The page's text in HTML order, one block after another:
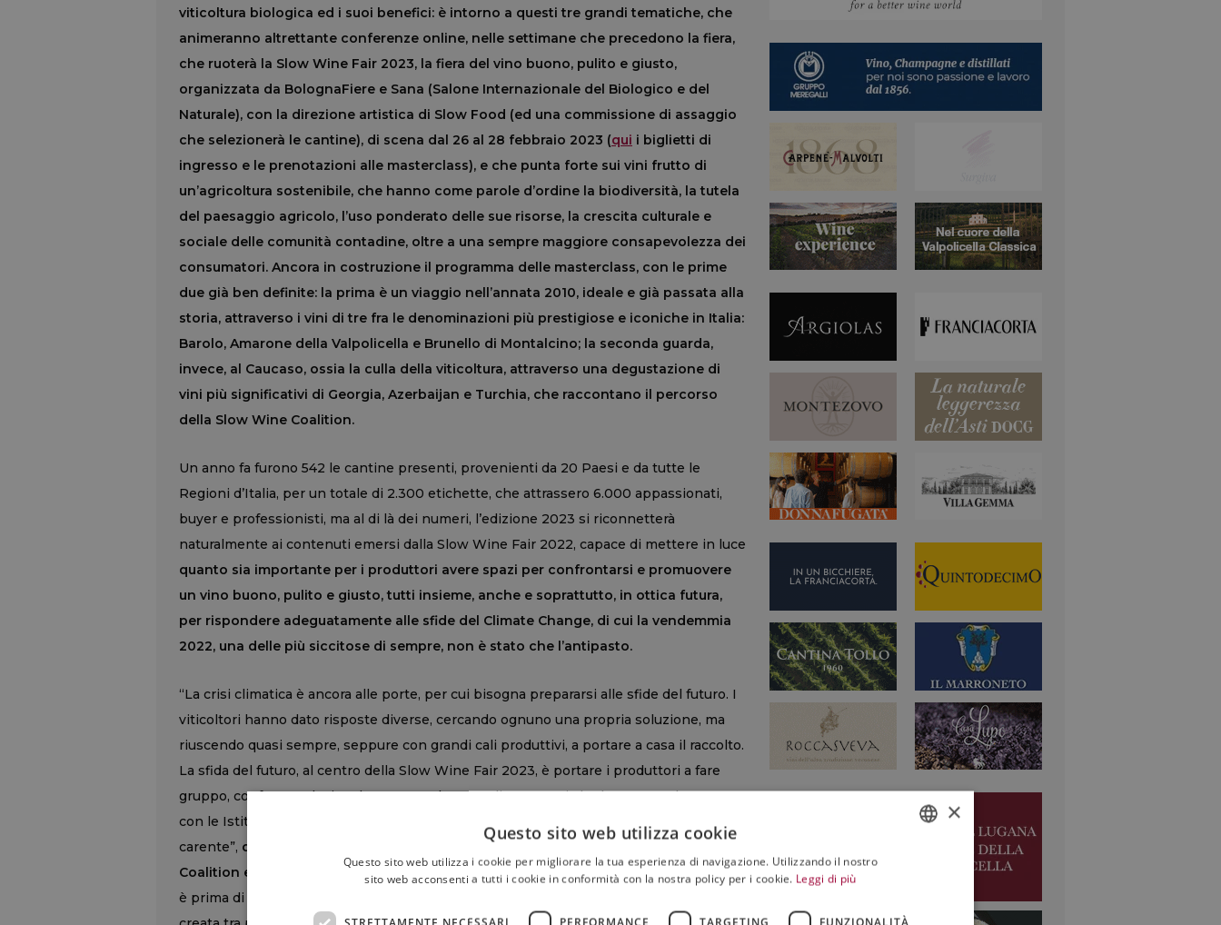
viticoltura biologica ed i suoi benefici: è intorno a questi tre grandi tematiche, che
animeranno altrettante conferenze online, nelle settimane che precedono la fiera,
che ruoterà la Slow Wine Fair 2023, la fiera del vino buono, pulito e giusto,
organizzata da BolognaFiere e Sana (Salone Internazionale del Biologico e del
Naturale), con la direzione artistica di Slow Food (ed una commissione di assaggio
che selezionerà le cantine), di scena dal 26 al 28 febbraio 2023 (qui i biglietti di
ingresso e le prenotazioni alle masterclass), e che punta forte sui vini frutto di
un’agricoltura sostenibile, che hanno come parole d’ordine la biodiversità, la tutela
del paesaggio agricolo, l’uso ponderato delle sue risorse, la crescita culturale e
sociale delle comunità contadine, oltre a una sempre maggiore consapevolezza dei
consumatori. Ancora in costruzione il programma delle masterclass, con le prime
due già ben definite: la prima è un viaggio nell’annata 2010, ideale e già passata alla
storia, attraverso i vini di tre fra le denominazioni più prestigiose e iconiche in Italia:
Barolo, Amarone della Valpolicella e Brunello di Montalcino; la seconda guarda,
invece, al Caucaso, ossia la culla della viticoltura, attraverso una degustazione di
vini più significativi di Georgia, Azerbaijan e Turchia, che raccontano il percorso
della Slow Wine Coalition.
Un anno fa furono 542 le cantine presenti, provenienti da 20 Paesi e da tutte le
Regioni d’Italia, per un totale di 2.300 etichette, che attrassero 6.000 appassionati,
buyer e professionisti, ma al di là dei numeri, l’edizione 2023 si riconnetterà
naturalmente ai contenuti emersi dalla Slow Wine Fair 2022, capace di mettere in luce
quanto sia importante per i produttori avere spazi per confrontarsi e promuovere
un vino buono, pulito e giusto, tutti insieme, anche e soprattutto, in ottica futura,
per rispondere adeguatamente alle sfide del Climate Change, di cui la vendemmia
2022, una delle più siccitose di sempre, non è stato che l’antipasto.
“La crisi climatica è ancora alle porte, per cui bisogna prepararsi alle sfide del futuro. I
viticoltori hanno dato risposte diverse, cercando ognuno una propria soluzione, ma
riuscendo quasi sempre, seppure con grandi cali produttivi, a portare a casa il raccolto.
La sfida del futuro, al centro della Slow Wine Fair 2023, è portare i produttori a fare
gruppo, confrontandosi tra loro, ma anche con gli agronomi che lavorano sul campo e
con le Istituzioni per portare avanti la ricerca scientifica, che in Italia è piuttosto
carente”, dice, a WineNews, Giancarlo Gariglio, coordinatore della Slow Wine
Coalition e curatore della guida Slow Wine. “La Slow Wine Fair -aggiunge Gariglio
è prima di tutto l’appuntamento internazionale della Slow Wine Coalition, la rete
×
Questo sito web utilizza cookie
Questo sito web utilizza i cookie per migliorare la tua esperienza di navigazione. Utilizzando il nostro
sito web acconsenti a tutti i cookie in conformità con la nostra policy per i cookie. Leggi di più
STRETTAMENTE NECESSARI PERFORMANCE TARGETING FUNZIONALITÀ